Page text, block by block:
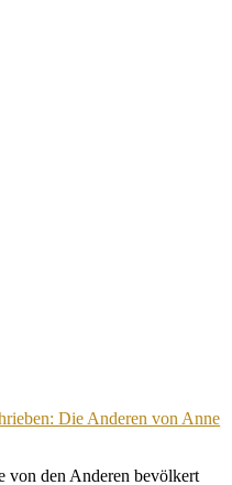
Die Anderen von Anne
von den Anderen bevölkert